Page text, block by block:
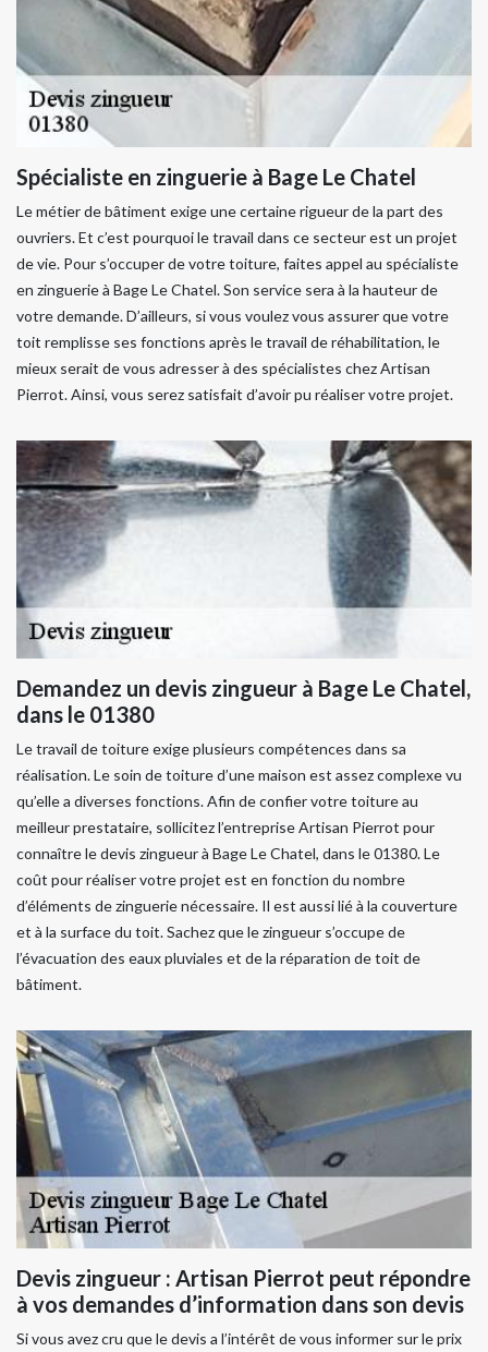
Spécialiste en zinguerie à Bage Le Chatel
Le métier de bâtiment exige une certaine rigueur de la part des
ouvriers. Et c’est pourquoi le travail dans ce secteur est un projet
de vie. Pour s’occuper de votre toiture, faites appel au spécialiste
en zinguerie à Bage Le Chatel. Son service sera à la hauteur de
votre demande. D’ailleurs, si vous voulez vous assurer que votre
toit remplisse ses fonctions après le travail de réhabilitation, le
mieux serait de vous adresser à des spécialistes chez Artisan
Pierrot. Ainsi, vous serez satisfait d’avoir pu réaliser votre projet.
Demandez un devis zingueur à Bage Le Chatel,
dans le 01380
Le travail de toiture exige plusieurs compétences dans sa
réalisation. Le soin de toiture d’une maison est assez complexe vu
qu’elle a diverses fonctions. Afin de confier votre toiture au
meilleur prestataire, sollicitez l’entreprise Artisan Pierrot pour
connaître le devis zingueur à Bage Le Chatel, dans le 01380. Le
coût pour réaliser votre projet est en fonction du nombre
d’éléments de zinguerie nécessaire. Il est aussi lié à la couverture
et à la surface du toit. Sachez que le zingueur s’occupe de
l’évacuation des eaux pluviales et de la réparation de toit de
bâtiment.
Devis zingueur : Artisan Pierrot peut répondre
à vos demandes d’information dans son devis
Si vous avez cru que le devis a l’intérêt de vous informer sur le prix